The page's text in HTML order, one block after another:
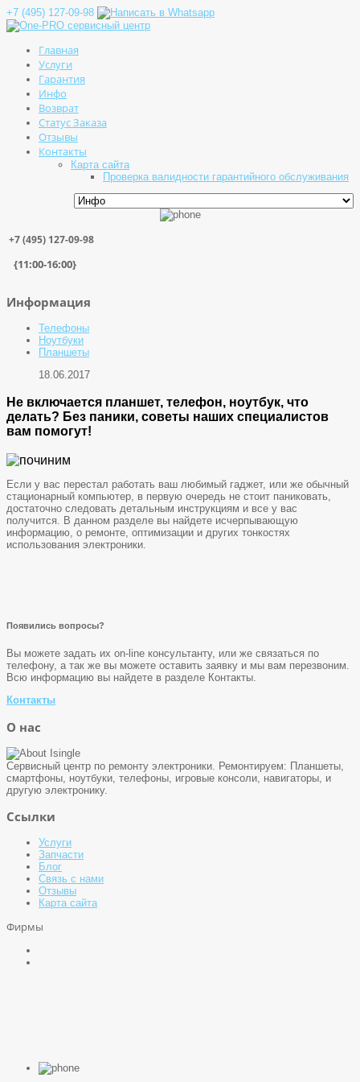
+7 (495) 127-09-98
Главная
Услуги
Гарантия
Инфо
Возврат
Статус Заказа
Отзывы
Контакты
Карта сайта
Проверка валидности гарантийного обслуживания
+7 (495) 127-09-98
{11:00-16:00}
Информация
Телефоны
Ноутбуки
Планшеты
18.06.2017
Не включается планшет, телефон, ноутбук, что
делать? Без паники, советы наших специалистов
вам помогут!
Если у вас перестал работать ваш любимый гаджет, или же обычный
стационарный компьютер, в первую очередь не стоит паниковать,
достаточно следовать детальным инструкциям и все у вас
получится. В данном разделе вы найдете исчерпывающую
информацию, о ремонте, оптимизации и других тонкостях
использования электроники.
Появились вопросы?
Вы можете задать их on-line консультанту, или же связаться по
телефону, а так же вы можете оставить заявку и мы вам перезвоним.
Всю информацию вы найдете в разделе Контакты.
Контакты
О нас
Сервисный центр по ремонту электроники. Ремонтируем: Планшеты,
смартфоны, ноутбуки, телефоны, игровые консоли, навигаторы, и
другую электронику.
Ссылки
Услуги
Запчасти
Блог
Связь с нами
Отзывы
Карта сайта
Фирмы